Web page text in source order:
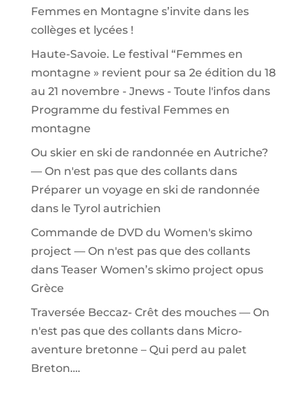
Femmes en Montagne s’invite dans les
collèges et lycées !
Haute-Savoie. Le festival “Femmes en
montagne » revient pour sa 2e édition du 18
au 21 novembre - Jnews - Toute l'infosdans
Programme du festival Femmes en
montagne
Ou skier en ski de randonnée en Autriche?
— On n'est pas que des collantsdans
Préparer un voyage en ski de randonnée
dans le Tyrol autrichien
Commande de DVD du Women's skimo
project — On n'est pas que des collants
dans Teaser Women’s skimo project opus
Grèce
Traversée Beccaz- Crêt des mouches — On
n'est pas que des collantsdans Micro-
aventure bretonne – Qui perd au palet
Breton….